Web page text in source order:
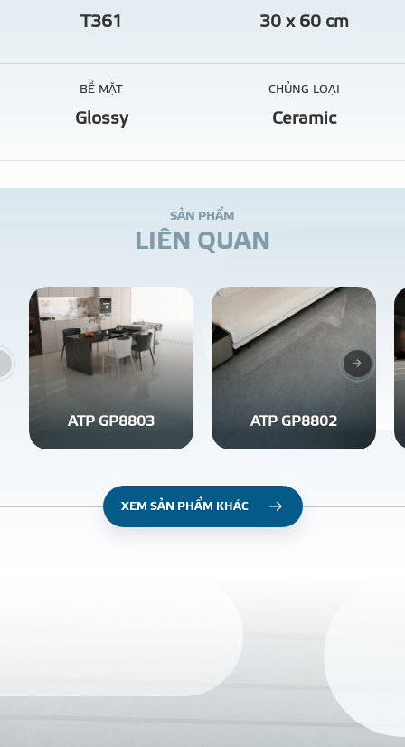
T361 30 x 60 cm
BỀ MẶT
Glossy
CHỦNG LOẠI
Ceramic
SẢN PHẨM
LIÊN QUAN
ATP GP8803 ATP GP8802
XEM SẢN PHẨM KHÁC